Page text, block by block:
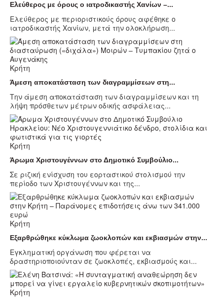
Ελεύθερος με όρους ο ιατροδικαστής Χανίων –...
Ελεύθερος με περιοριστικούς όρους αφέθηκε ο
ιατροδικαστής Χανίων, μετά την ολοκλήρωση...
Κρήτη
Άμεση αποκατάσταση των διαγραμμίσεων στη...
Την άμεση αποκατάσταση των διαγραμμίσεων και τη
λήψη πρόσθετων μέτρων οδικής ασφάλειας...
Κρήτη
Άρωμα Χριστουγέννων στο Δημοτικό Συμβούλιο...
Σε ριζική ενίσχυση του εορταστικού στολισμού την
περίοδο των Χριστουγέννων και της...
Κρήτη
Εξαρθρώθηκε κύκλωμα ζωοκλοπών και εκβιασμών στην...
Εγκληματική οργάνωση που φέρεται να
δραστηριοποιούνταν σε ζωοκλοπές, εκβιασμούς και...
Κρήτη